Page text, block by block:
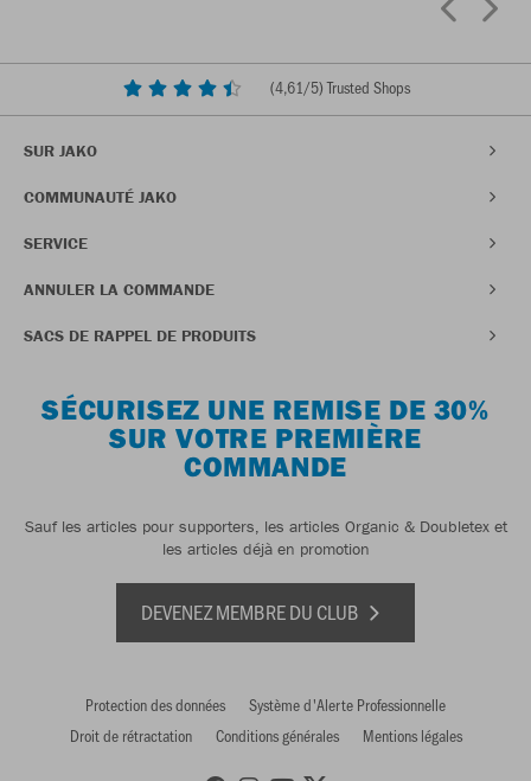
(4,61/5) Trusted Shops
SUR JAKO
COMMUNAUTÉ JAKO
SERVICE
ANNULER LA COMMANDE
SACS DE RAPPEL DE PRODUITS
SÉCURISEZ UNE REMISE DE 30%
SUR VOTRE PREMIÈRE
COMMANDE
Sauf les articles pour supporters, les articles Organic & Doubletex et
les articles déjà en promotion
DEVENEZ MEMBRE DU CLUB
Protection des données
Système d'Alerte Professionnelle
Droit de rétractation
Conditions générales Mentions légales